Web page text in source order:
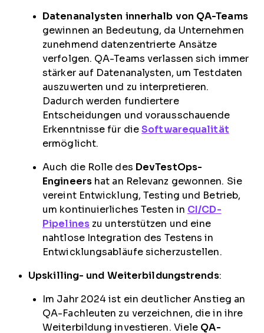
Datenanalysten innerhalb von QA-Teams
gewinnen an Bedeutung, da Unternehmen
zunehmend datenzentrierte Ansätze
verfolgen. QA-Teams verlassen sich immer
stärker auf Datenanalysten, um Testdaten
auszuwerten und zu interpretieren.
Dadurch werden fundiertere
Entscheidungen und vorausschauende
Erkenntnisse für dieSoftwarequalität
ermöglicht.
Auch die Rolle des DevTestOps-
Engineershat an Relevanz gewonnen. Sie
vereint Entwicklung, Testing und Betrieb,
um kontinuierliches Testen in CI/CD-
Pipelineszu unterstützen und eine
nahtlose Integration des Testens in
Entwicklungsabläufe sicherzustellen.
Upskilling- und Weiterbildungstrends:
Im Jahr 2024 ist ein deutlicher Anstieg an
QA-Fachleuten zu verzeichnen, die in ihre
Weiterbildung investieren. Viele QA-